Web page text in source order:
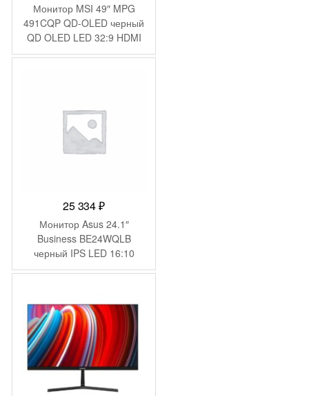
Монитор MSI 49″ MPG
491CQP QD-OLED черный
QD OLED LED 32:9 HDMI
матовая HAS Piv 250cd
25 334₽
Монитор Asus 24.1″
Business BE24WQLB
черный IPS LED 16:10
HDMI M/M матовая HAS
USB 6.1кг